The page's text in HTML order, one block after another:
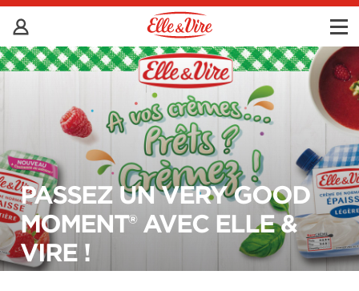
PASSEZ UN VERY GOOD
MOMENT® AVEC ELLE &
VIRE !